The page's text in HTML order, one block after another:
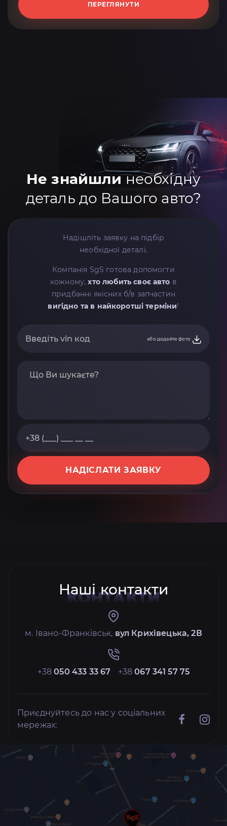
ПЕРЕГЛЯНУТИ
Не знайшлинеобхідну
деталь до Вашого авто?
Надішліть заявку на підбір
необхідної деталі.
Компанія SgS готова допомогти
кожному,хто любить своє авто в
придбанні якісних б/в запчастин
вигідно та в найкоротші терміни!
або додайте фото
НАДІСЛАТИ ЗАЯВКУ
Наші контакти
КОНТАКТИ
м. Івано-Франківськ, вул Крихівецька, 2В
+38050 433 33 67 +38067 341 57 75
Приєднуйтесь до нас у соціальних
мережах: